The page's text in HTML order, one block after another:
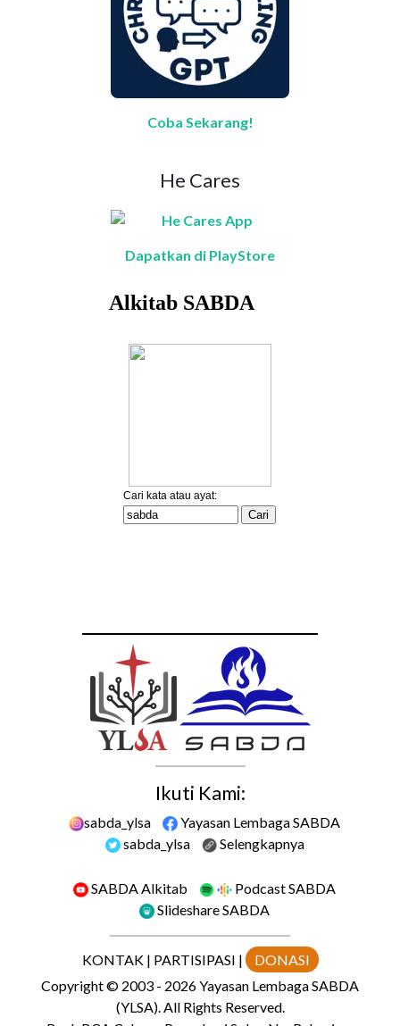
Coba Sekarang!
He Cares
Dapatkan di PlayStore
Ikuti Kami:
sabda_ylsa
Yayasan Lembaga SABDA
sabda_ylsa
Selengkapnya
SABDA Alkitab
Podcast SABDA
Slideshare SABDA
KONTAK| PARTISIPASI |
DONASI
Copyright© 2003 - 2026Yayasan Lembaga SABDA
(YLSA). All Rights Reserved.